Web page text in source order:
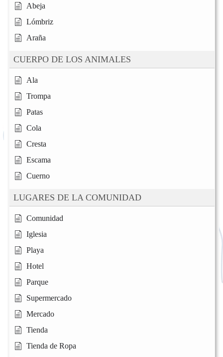
Abeja
Lómbriz
Araña
CUERPO DE LOS ANIMALES
Ala
Trompa
Patas
Cola
Cresta
Escama
Cuerno
LUGARES DE LA COMUNIDAD
Comunidad
Iglesia
Playa
Hotel
Parque
Supermercado
Mercado
Tienda
Tienda de Ropa